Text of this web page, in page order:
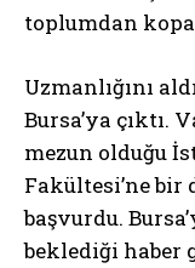
toplumdan
Uzmanlığını
Bursa’ya çıktı.
mezun olduğu
Fakültesi’ne bir
başvurdu.
beklediği haber